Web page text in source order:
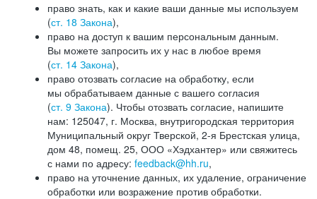
право знать, как и какие ваши данные мы используем
(ст. 18 Закона),
право на доступ к вашим персональным данным.
Вы можете запросить их у нас в любое время
(ст. 14 Закона),
право отозвать согласие на обработку, если
мы обрабатываем данные с вашего согласия
(ст. 9 Закона). Чтобы отозвать согласие, напишите
нам: 125047, г. Москва, внутригородская территория
Муниципальный округ Тверской, 2-я Брестская улица,
дом 48, помещ. 25, ООО «Хэдхантер» или свяжитесь
с нами по адресу: feedback@hh.ru,
право на уточнение данных, их удаление, ограничение
обработки или возражение против обработки.